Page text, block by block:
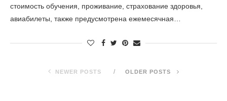
стоимость обучения, проживание, страхование здоровья,
авиабилеты, также предусмотрена ежемесячная…
NEWER POSTS OLDER POSTS